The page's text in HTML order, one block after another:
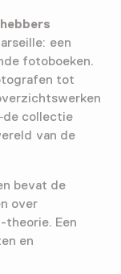
een
fotoboeken.
tot
collectie
van de
bevat de
over
Een
en